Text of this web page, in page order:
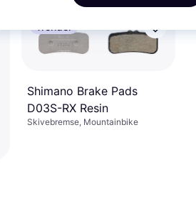
Shimano Brake Pads
D03S-RX Resin
Skivebremse, Mountainbike